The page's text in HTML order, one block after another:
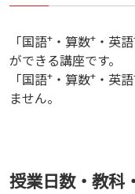
「国語+ ・算数+ ・英語
ができる講座です。
「国語+ ・算数+ ・英語
ません。
授業日数・教科